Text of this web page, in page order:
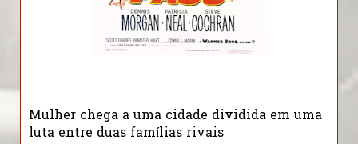
Mulher chega a uma cidade dividida em uma
luta entre duas famílias rivais